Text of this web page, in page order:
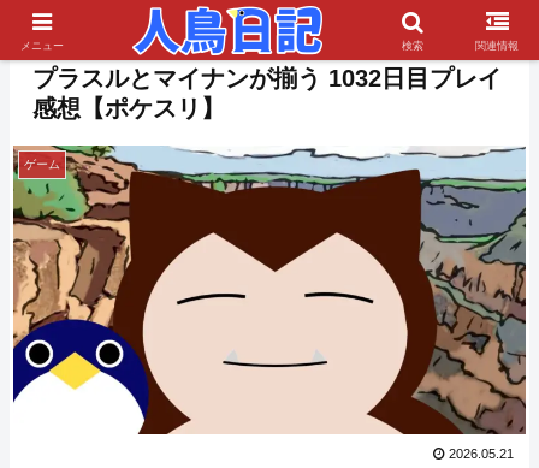
プラスルとマイナンが揃う 1032日目プレイ
感想【ポケスリ】
ゲーム
2026.05.21
メニュー 検索 関連情報